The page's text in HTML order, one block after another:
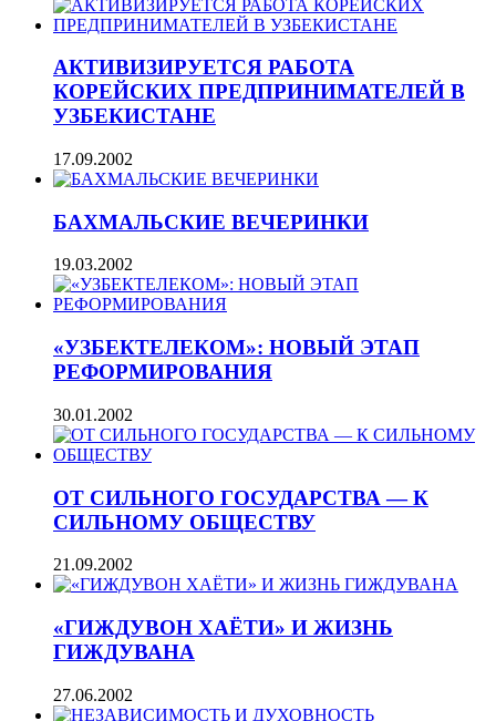
АКТИВИЗИРУЕТСЯ РАБОТА
КОРЕЙСКИХ ПРЕДПРИНИМАТЕЛЕЙ В
УЗБЕКИСТАНЕ
17.09.2002
БАХМАЛЬСКИЕ ВЕЧЕРИНКИ
19.03.2002
«УЗБЕКТЕЛЕКОМ»: НОВЫЙ ЭТАП
РЕФОРМИРОВАНИЯ
30.01.2002
ОТ СИЛЬНОГО ГОСУДАРСТВА — К
СИЛЬНОМУ ОБЩЕСТВУ
21.09.2002
«ГИЖДУВОН ХАЁТИ» И ЖИЗНЬ
ГИЖДУВАНА
27.06.2002